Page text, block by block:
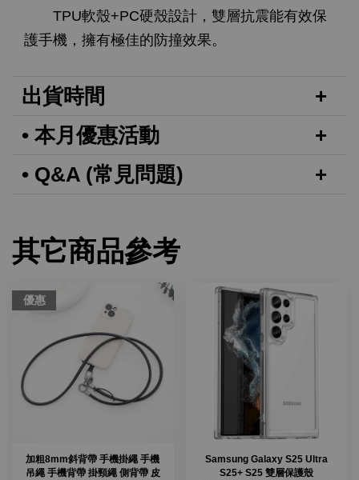
TPU軟殼+PC硬殼設計，雙層抗震能有效保
護手機，擁有極佳的防撞效果。
出貨時間
• 本月優惠活動
• Q&A (常見問題)
其它商品參考
優惠
加粗8mm斜背帶 手機掛繩 手機
吊繩 手機背帶 掛頸繩 側背帶 皮
Samsung Galaxy S25 Ultra
S25+ S25 雙層保護殼